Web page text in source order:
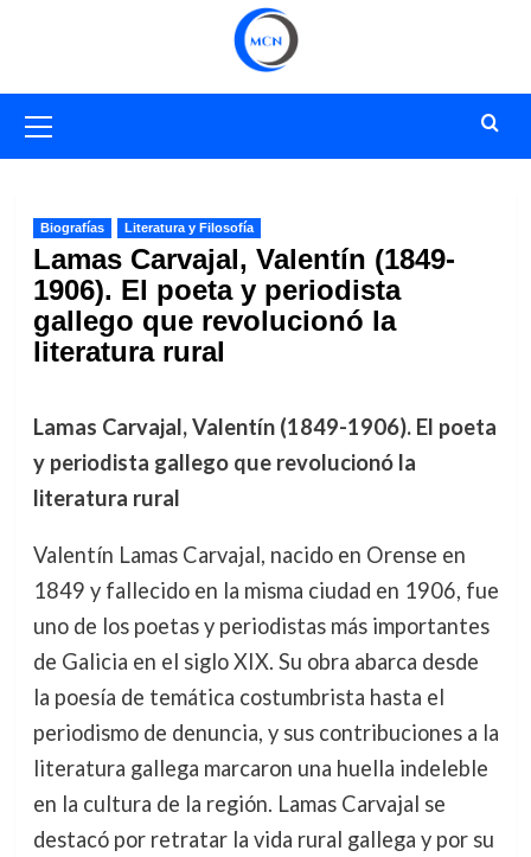
primario
Biografías Literatura y Filosofía
Lamas Carvajal, Valentín (1849-
1906). El poeta y periodista
gallego que revolucionó la
literatura rural
Lamas Carvajal, Valentín (1849-1906). El poeta
y periodista gallego que revolucionó la
literatura rural
Valentín Lamas Carvajal, nacido en Orense en
1849 y fallecido en la misma ciudad en 1906, fue
uno de los poetas y periodistas más importantes
de Galicia en el siglo XIX. Su obra abarca desde
la poesía de temática costumbrista hasta el
periodismo de denuncia, y sus contribuciones a la
literatura gallega marcaron una huella indeleble
en la cultura de la región. Lamas Carvajal se
destacó por retratar la vida rural gallega y por su